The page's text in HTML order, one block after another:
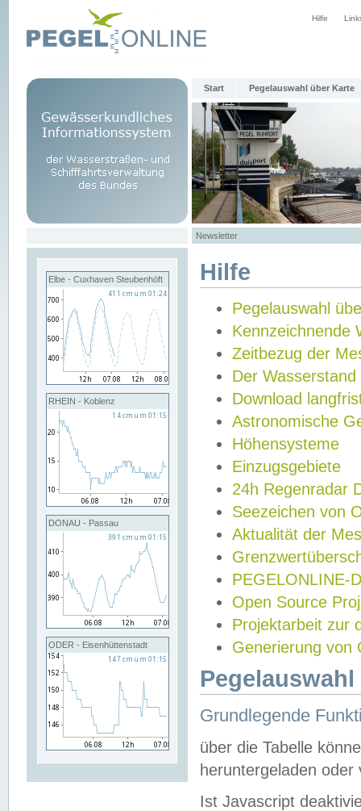
Hilfe
Start Pegelauswahl über Karte
Newsletter
Elbe - Cuxhaven Steubenhöft
RHEIN - Koblenz
DONAU - Passau
ODER - Eisenhüttenstadt
Hilfe
Pegelauswahl
Kennzeichnende
Zeitbezug der
Der Wasserstand
Download
Astronomische
Höhensysteme
Einzugsgebiete
24h Regenradar
Seezeichen von
Aktualität der
PEGELONLINE-
Open Source
Projektarbeit zur
Generierung von
Grundlegende
über die Tabelle
heruntergeladen oder
Ist Javascript